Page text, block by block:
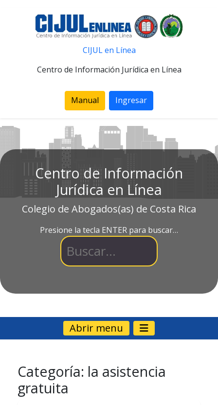
CIJUL en Línea
Centro de Información Jurídica en Línea
Manual Ingresar
Centro de Información
Jurídica en Línea
Colegio de Abogados(as) de Costa Rica
Presione la tecla ENTER para buscar…
Abrir menu
Categoría: la asistencia
gratuita